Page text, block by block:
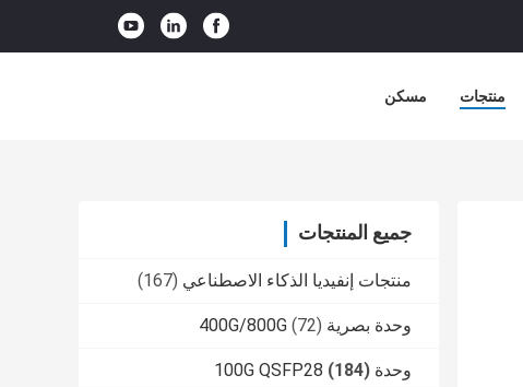
مسكن منتجات
جميع المنتجات
منتجات إنفيديا الذكاء الاصطناعي (167)
وحدة بصرية 400G/800G (72)
وحدة 100G QSFP28 (184)